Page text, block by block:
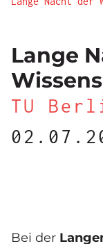
Lange
TU
Bei der